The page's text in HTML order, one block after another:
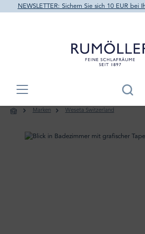
springen
NEWSLETTER: Sichern Sie sich 10 EUR bei
Marken Weseta Switzerland